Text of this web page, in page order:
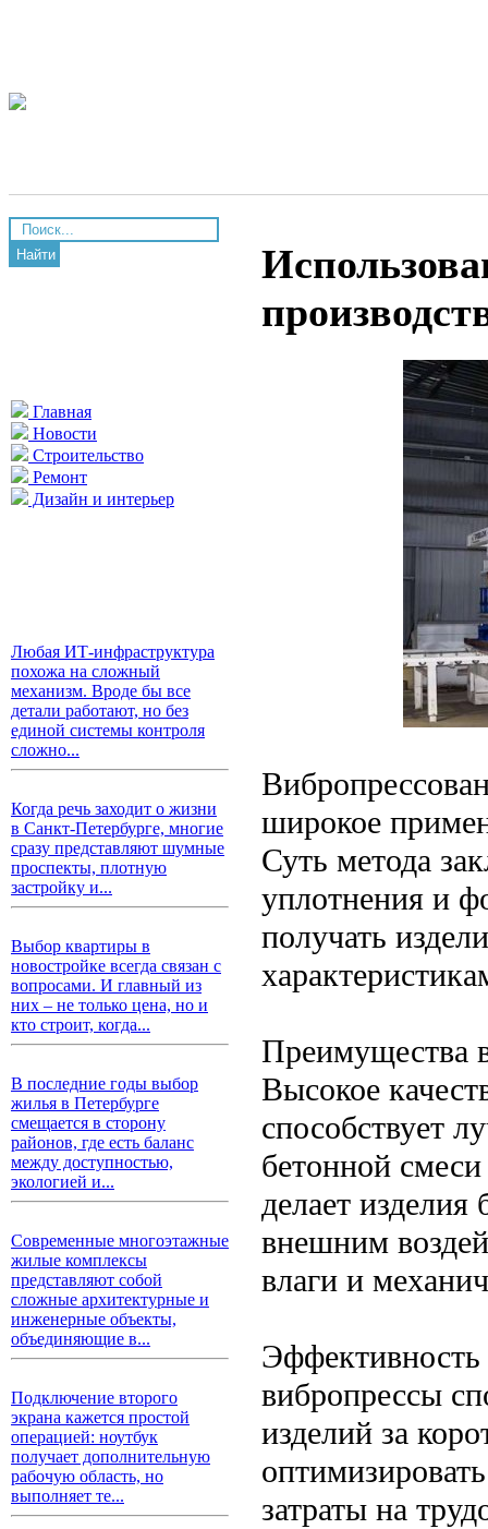
Найти
Главная
Новости
Строительство
Ремонт
Дизайн и интерьер
Любая ИТ-инфраструктура
похожа на сложный
механизм. Вроде бы все
детали работают, но без
единой системы контроля
сложно...
Когда речь заходит о жизни
в Санкт-Петербурге, многие
сразу представляют шумные
проспекты, плотную
застройку и...
Выбор квартиры в
новостройке всегда связан с
вопросами. И главный из
них – не только цена, но и
кто строит, когда...
В последние годы выбор
жилья в Петербурге
смещается в сторону
районов, где есть баланс
между доступностью,
экологией и...
Современные многоэтажные
жилые комплексы
представляют собой
сложные архитектурные и
инженерные объекты,
объединяющие в...
Подключение второго
экрана кажется простой
операцией: ноутбук
получает дополнительную
рабочую область, но
выполняет те...
широкое
Суть метода
уплотнения и
получать
Преимущества
Высокое
способствует
бетонной
делает
внешним
влаги и
вибропрессы
изделий за
затраты на